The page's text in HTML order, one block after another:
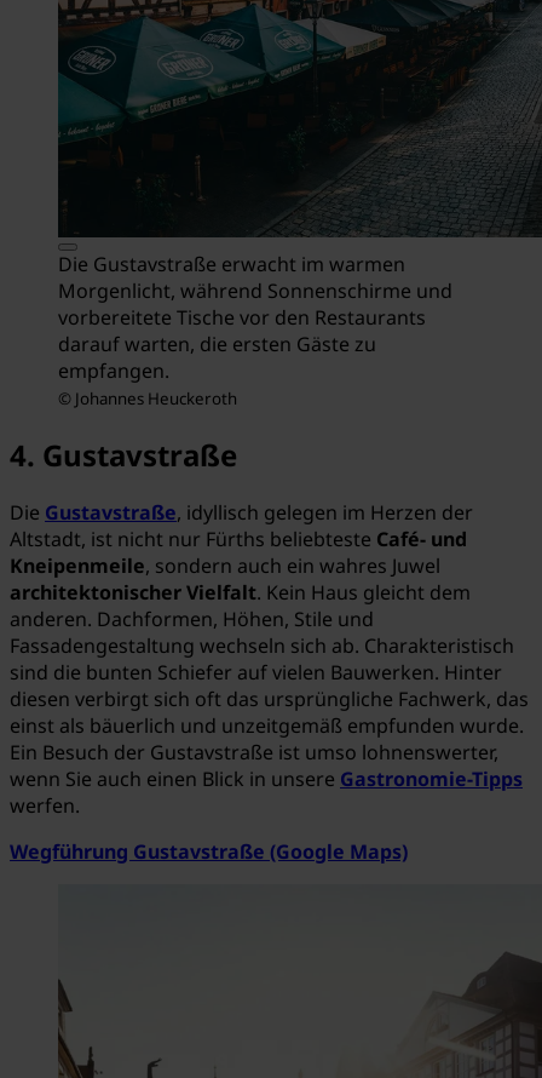
Die Gustavstraße erwacht im warmen
Morgenlicht, während Sonnenschirme und
vorbereitete Tische vor den Restaurants
darauf warten, die ersten Gäste zu
empfangen.
© Johannes Heuckeroth
4. Gustavstraße
Die Gustavstraße, idyllisch gelegen im Herzen der
Altstadt, ist nicht nur Fürths beliebteste Café- und
Kneipenmeile, sondern auch ein wahres Juwel
architektonischer Vielfalt. Kein Haus gleicht dem
anderen. Dachformen, Höhen, Stile und
Fassadengestaltung wechseln sich ab. Charakteristisch
sind die bunten Schiefer auf vielen Bauwerken. Hinter
diesen verbirgt sich oft das ursprüngliche Fachwerk, das
einst als bäuerlich und unzeitgemäß empfunden wurde.
Ein Besuch der Gustavstraße ist umso lohnenswerter,
wenn Sie auch einen Blick in unsere Gastronomie-Tipps
werfen.
Wegführung Gustavstraße (Google Maps)